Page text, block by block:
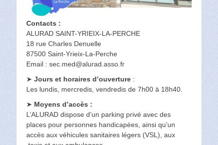
Contacts :
ALURAD SAINT-YRIEIX-LA-PERCHE
18 rue Charles Denuelle
87500 Saint-Yrieix-La-Perche
Email : sec.med@alurad.asso.fr
➤ Jours et horaires d’ouverture :
Les lundis, mercredis, vendredis de 7h00 à 18h40.
➤ Moyens d’accès :
L’ALURAD dispose d’un parking privé avec des
places pour personnes handicapées, ainsi qu’un
accès aux véhicules sanitaires légers (VSL), aux